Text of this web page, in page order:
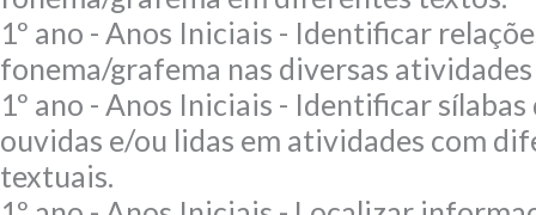
1º ano - Anos Iniciais - Identificar
fonema/grafema nas diversas
1º ano - Anos Iniciais - Identificar sílabas
ouvidas e/ou lidas em atividades com
textuais.